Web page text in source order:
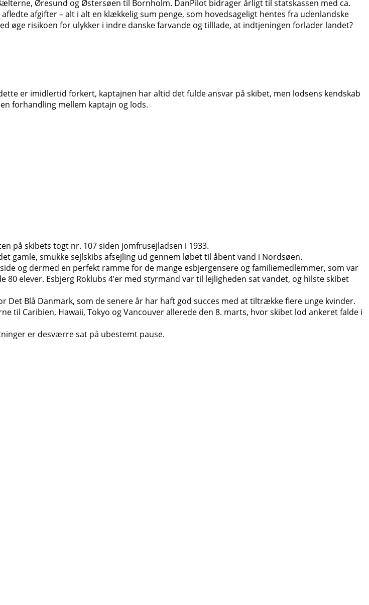
Øresund og Østersøen til Bornholm. DanPilot bidrager årligt til statskassen med ca.
afgifter – alt i alt en klækkelig sum penge, som hovedsageligt hentes fra udenlandske
risikoen for ulykker i indre danske farvande og tilllade, at indtjeningen forlader landet?
er imidlertid forkert, kaptajnen har altid det fulde ansvar på skibet, men lodsens kendskab
forhandling mellem kaptajn og lods.
på skibets togt nr. 107 siden jomfrusejladsen i 1933.
gamle, smukke sejlskibs afsejling ud gennem løbet til åbent vand i Nordsøen.
og dermed en perfekt ramme for de mange esbjergensere og familiemedlemmer, som var
elever. Esbjerg Roklubs 4’er med styrmand var til lejligheden sat vandet, og hilste skibet
Blå Danmark, som de senere år har haft god succes med at tiltrække flere unge kvinder.
Caribien, Hawaii, Tokyo og Vancouver allerede den 8. marts, hvor skibet lod ankeret falde i
er desværre sat på ubestemt pause.